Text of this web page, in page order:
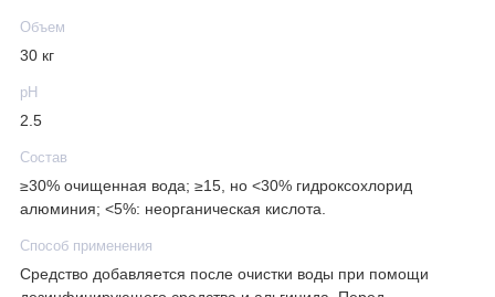
Объем
30 кг
рН
2.5
Состав
≥30% очищенная вода; ≥15, но <30% гидроксохлорид
алюминия; <5%: неорганическая кислота.
Способ применения
Средство добавляется после очистки воды при помощи